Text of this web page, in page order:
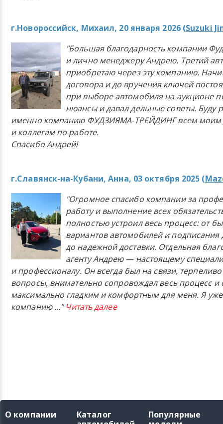
г.Новороссийск, Михаил, 20 января 2026 (Suzuki
"Большая благодарность компании
и лично менеджеру Андрею. Третий
приобретаю через эту компанию.
договора и до вручения ключей
при выборе автомобиля на аукционе
нюансы и давал дельные советы. Буду
именно компанию ФУДЗИЯМА-ТРЕЙДИНГ всем моим
и коллегам по работе.
Спасибо Андрей!
г.Славянск-на-Кубани, Анна, 03 октября 2025 (
"Огромное спасибо компании за
работу и выполнение всех
полностью устроил весь процесс: от
вариантов автомобилей и подписания
до надежной доставки. Отдельная
агенту Андрею — настоящему
и профессионалу. Он всегда был на связи,
вопросы, внимательно сопровождал весь процесс и
максимально гладким и комфортным для меня. Я
компанию..." Читать далее
О компании
Каталог
Популярные